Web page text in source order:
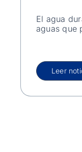
El agua
aguas que
Leer